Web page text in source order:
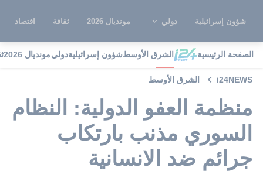
شؤون إسرائيلية دولي مونديال 2026 ثقافة اقتصاد
الصفحة الرئيسية الشرق الأوسطشؤون إسرائيليةدوليمونديال 2026
i24NEWS الشرق الأوسط
منظمة العفو الدولية: النظام
السوري مذنب بارتكاب
جرائم ضد الانسانية